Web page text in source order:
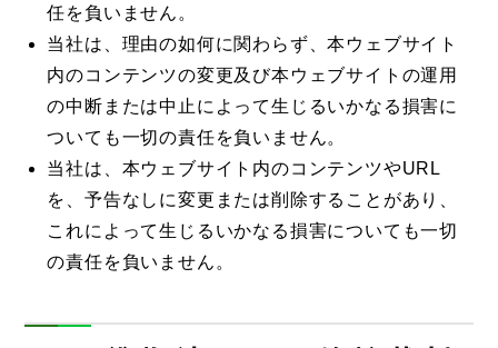
任を負いません。
当社は、理由の如何に関わらず、本ウェブサイト
内のコンテンツの変更及び本ウェブサイトの運用
の中断または中止によって生じるいかなる損害に
ついても一切の責任を負いません。
当社は、本ウェブサイト内のコンテンツやURL
を、予告なしに変更または削除することがあり、
これによって生じるいかなる損害についても一切
の責任を負いません。